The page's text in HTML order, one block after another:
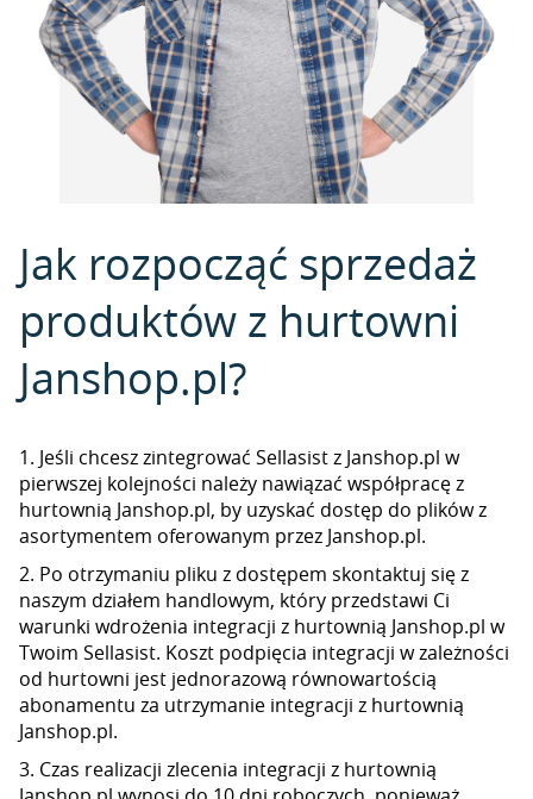
Jak rozpocząć sprzedaż
produktów z hurtowni
Janshop.pl?
1. Jeśli chcesz zintegrować Sellasist z Janshop.pl w
pierwszej kolejności należy nawiązać współpracę z
hurtownią Janshop.pl, by uzyskać dostęp do plików z
asortymentem oferowanym przez Janshop.pl.
2. Po otrzymaniu pliku z dostępem skontaktuj się z
naszym działem handlowym, który przedstawi Ci
warunki wdrożenia integracji z hurtownią Janshop.pl w
Twoim Sellasist. Koszt podpięcia integracji w zależności
od hurtowni jest jednorazową równowartością
abonamentu za utrzymanie integracji z hurtownią
Janshop.pl.
3. Czas realizacji zlecenia integracji z hurtownią